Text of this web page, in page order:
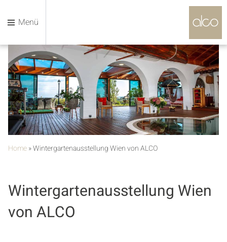
Menü
Home»Wintergartenausstellung Wien von ALCO
Wintergartenausstellung Wien
von ALCO